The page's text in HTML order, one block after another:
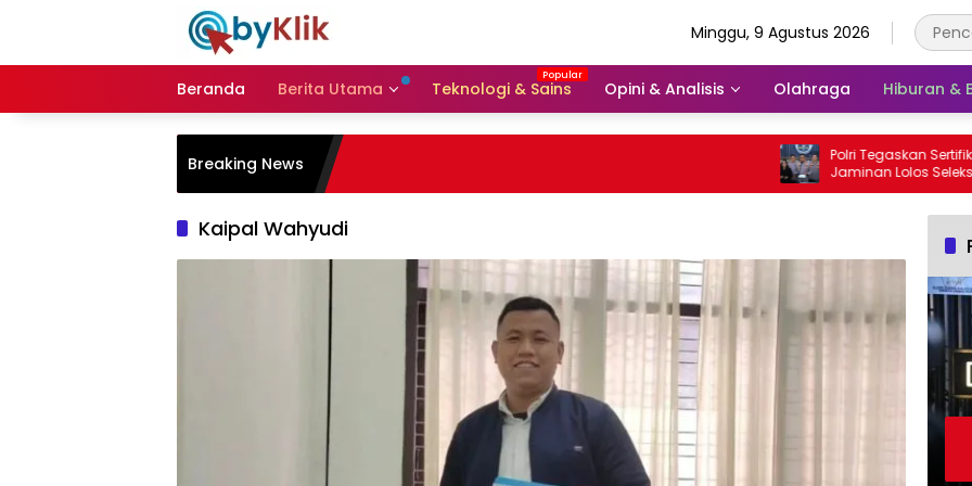
Minggu, 9 Agustus 2026
Beranda Berita Utama Teknologi & Sains Opini & Analisis Olahraga Hiburan &
Breaking News
Polri Tegaskan Sertifikat Prestasi
Jaminan Lolos Seleksi
Kaipal Wahyudi